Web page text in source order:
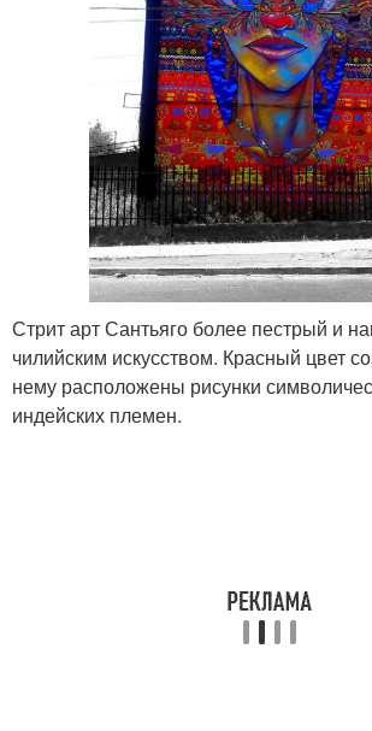
Стрит арт Сантьяго более пестрый и
чилийским искусством. Красный цвет
нему расположены рисунки
индейских племен.